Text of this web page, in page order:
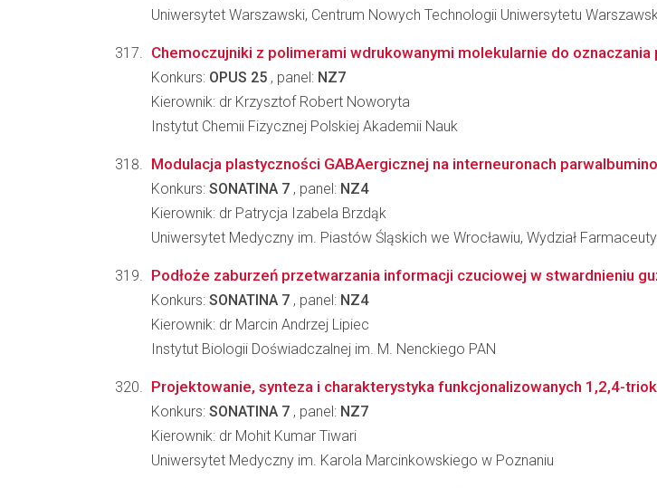
Uniwersytet Warszawski, Centrum Nowych Technologii Uniwersytetu
Chemoczujniki z polimerami wdrukowanymi molekularnie do
Konkurs: OPUS 25 , panel: NZ7
Kierownik: dr Krzysztof Robert Noworyta
Instytut Chemii Fizycznej Polskiej Akademii Nauk
Modulacja plastyczności GABAergicznej na interneuronach
Konkurs: SONATINA 7 , panel: NZ4
Kierownik: dr Patrycja Izabela Brzdąk
Uniwersytet Medyczny im. Piastów Śląskich we Wrocławiu, Wydział
Podłoże zaburzeń przetwarzania informacji czuciowej w stwardnieniu
Konkurs: SONATINA 7 , panel: NZ4
Kierownik: dr Marcin Andrzej Lipiec
Instytut Biologii Doświadczalnej im. M. Nenckiego PAN
Projektowanie, synteza i charakterystyka funkcjonalizowanych 1,2,4-
Konkurs: SONATINA 7 , panel: NZ7
Kierownik: dr Mohit Kumar Tiwari
Uniwersytet Medyczny im. Karola Marcinkowskiego w Poznaniu